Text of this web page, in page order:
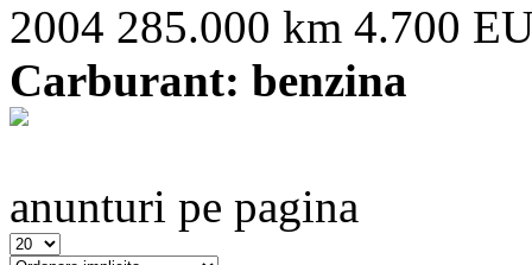
2004 285.000 km 4.700
Carburant: benzina
anunturi pe pagina